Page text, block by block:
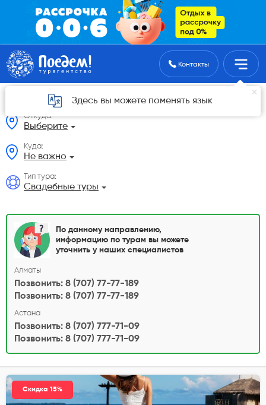
Поиск туровКонтакты
Здесь вы можете поменять язык
Свадебные туры из Актобе
Откуда:
Выберите
Куда:
Не важно
Тип тура:
Свадебные туры
По данному направлению,
информацию по турам вы можете
уточнить у наших специалистов
Алматы
Позвонить: 8 (707) 77-77-189
Позвонить: 8 (707) 77-77-189
Астана
Позвонить: 8 (707) 777-71-09
Позвонить: 8 (707) 777-71-09
Скидка 15%